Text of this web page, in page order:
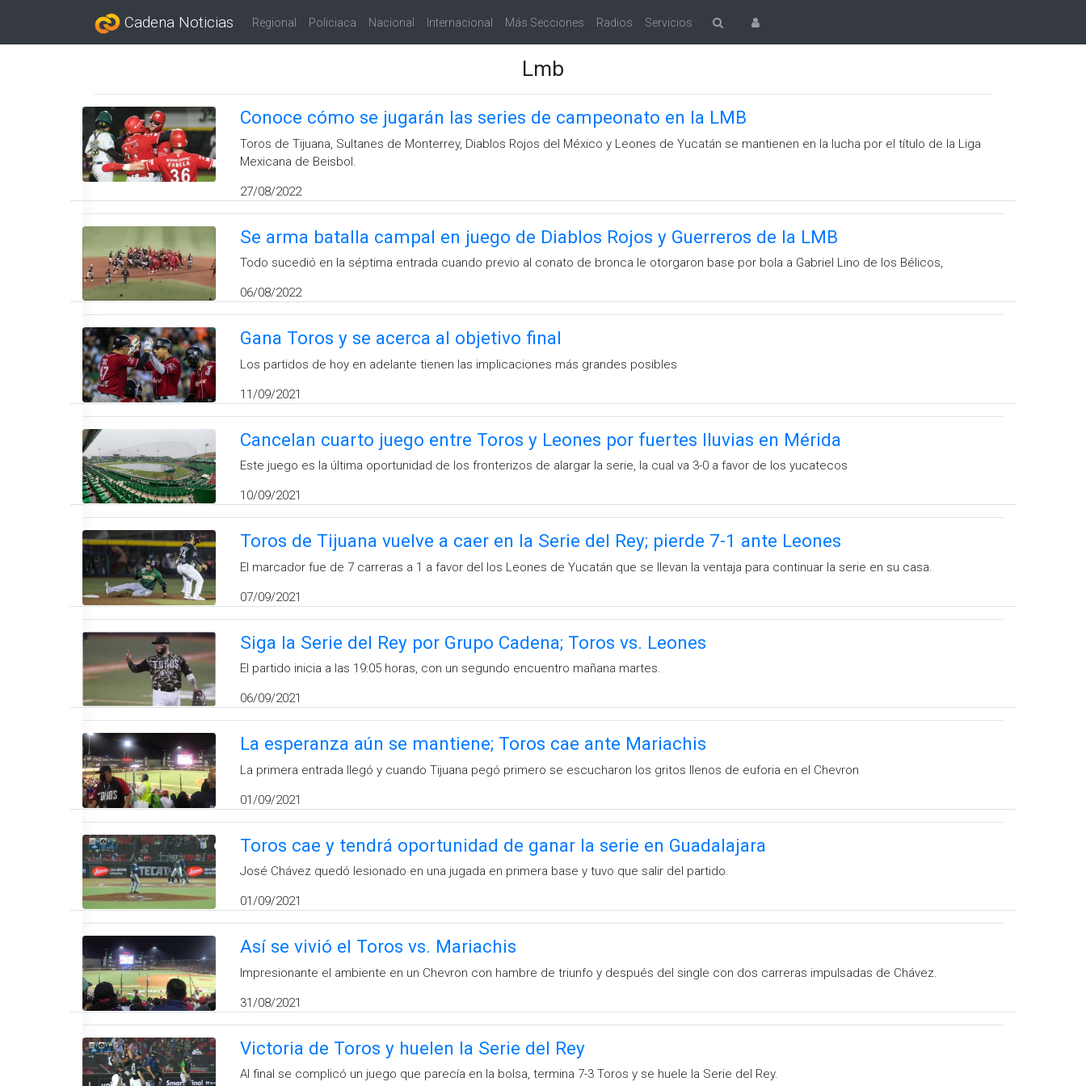
Cadena Noticias Regional Policiaca Nacional Internacional Más Secciones Radios Servicios
Lmb
Conoce cómo se jugarán las series de campeonato en la LMB
Toros de Tijuana, Sultanes de Monterrey, Diablos Rojos del México y Leones de Yucatán se mantienen en la lucha por el título de la Liga
Mexicana de Beisbol.
27/08/2022
Se arma batalla campal en juego de Diablos Rojos y Guerreros de la LMB
Todo sucedió en la séptima entrada cuando previo al conato de bronca le otorgaron base por bola a Gabriel Lino de los Bélicos,
06/08/2022
Gana Toros y se acerca al objetivo final
Los partidos de hoy en adelante tienen las implicaciones más grandes posibles
11/09/2021
Cancelan cuarto juego entre Toros y Leones por fuertes lluvias en Mérida
Este juego es la última oportunidad de los fronterizos de alargar la serie, la cual va 3-0 a favor de los yucatecos
10/09/2021
Toros de Tijuana vuelve a caer en la Serie del Rey; pierde 7-1 ante Leones
El marcador fue de 7 carreras a 1 a favor del los Leones de Yucatán que se llevan la ventaja para continuar la serie en su casa.
07/09/2021
Siga la Serie del Rey por Grupo Cadena; Toros vs. Leones
El partido inicia a las 19:05 horas, con un segundo encuentro mañana martes.
06/09/2021
La esperanza aún se mantiene; Toros cae ante Mariachis
La primera entrada llegó y cuando Tijuana pegó primero se escucharon los gritos llenos de euforia en el Chevron
01/09/2021
Toros cae y tendrá oportunidad de ganar la serie en Guadalajara
José Chávez quedó lesionado en una jugada en primera base y tuvo que salir del partido.
01/09/2021
Así se vivió el Toros vs. Mariachis
Impresionante el ambiente en un Chevron con hambre de triunfo y después del single con dos carreras impulsadas de Chávez.
31/08/2021
Victoria de Toros y huelen la Serie del Rey
Al final se complicó un juego que parecía en la bolsa, termina 7-3 Toros y se huele la Serie del Rey.